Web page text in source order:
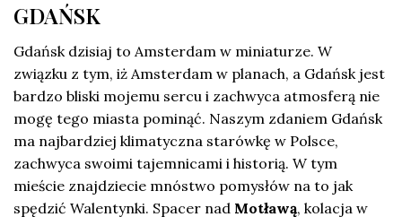
GDAŃSK
Gdańsk dzisiaj to Amsterdam w miniaturze. W
związku z tym, iż Amsterdam w planach, a Gdańsk jest
bardzo bliski mojemu sercu i zachwyca atmosferą nie
mogę tego miasta pominąć. Naszym zdaniem Gdańsk
ma najbardziej klimatyczna starówkę w Polsce,
zachwyca swoimi tajemnicami i historią. W tym
mieście znajdziecie mnóstwo pomysłów na to jak
spędzić Walentynki. Spacer nad Motławą, kolacja w